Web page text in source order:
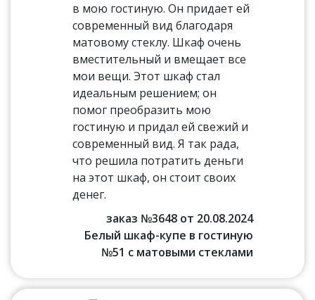
в мою гостиную. Он придает ей
современный вид благодаря
матовому стеклу. Шкаф очень
вместительный и вмещает все
мои вещи. Этот шкаф стал
идеальным решением; он
помог преобразить мою
гостиную и придал ей свежий и
современный вид. Я так рада,
что решила потратить деньги
на этот шкаф, он стоит своих
денег.
заказ №3648 от 20.08.2024
Белый шкаф-купе в гостиную
№51 с матовыми стеклами